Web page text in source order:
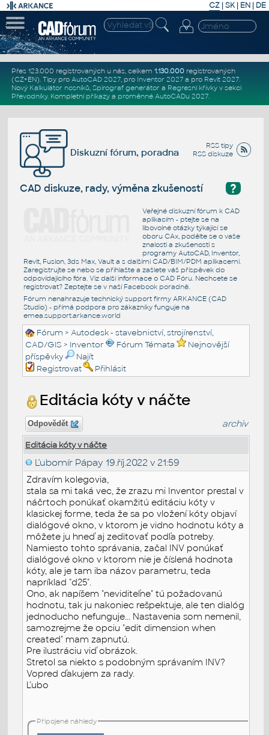
CZ | SK| EN | DE
Přes 123.000 registrovaných u nás, celkem 1.130.000registrovaných
(CZ+EN). Tipy pro AutoCAD 2027, pro Inventor 2027a pro Revit 2027.
Nový Kalkulátor nosníků, Spirograf generátor a Regresní křivkyv sekci
Převodníky. Kompletní příkazya proměnné AutoCADu 2027.
RSS tipy
RSS diskuze
Diskuzní fórum, poradna
?
CAD diskuze, rady, výměna zkušeností
Veřejné diskuzní fórum k CAD
aplikacím - ptejte se na
libovolné otázky týkající se
oboru CAx, podělte se o vaše
znalosti a zkušenosti s
programy AutoCAD, Inventor,
Revit, Fusion, 3ds Max, Vault a s dalšími CAD/BIM/PDM aplikacemi.
Zaregistrujte se nebo se přihlašte a zašlete váš příspěvek do
odpovídajícího fóra. Viz další informace o CAD Fóru. Nechcete se
registrovat? Zeptejte se v naší Facebook poradně.
Fórum nenahrazuje technický support firmy ARKANCE (CAD
Studio) - přímá podpora pro zákazníky funguje na
emea.support.arkance.world
Fórum >Autodesk - stavebnictví, strojírenství,
CAD/GIS > Inventor Fórum Témata
Nejnovější
příspěvky
Najít
Registrovat
Přihlásit
Editácia kóty v náčte
Odpovědět archiv
Editácia kóty v náčte
Ľubomír Pápay 19.říj.2022 v 21:59
Zdravím kolegovia,
stala sa mi taká vec, že zrazu mi Inventor prestal v
náčrtoch ponúkať okamžitú editáciu kóty v
klasickej forme, teda že sa po vložení kóty objaví
dialógové okno, v ktorom je vidno hodnotu kóty a
môžete ju hneď aj zeditovať podľa potreby.
Namiesto tohto správania, začal INV ponúkať
dialógové okno v ktorom nie je číslená hodnota
kóty, ale je tam iba názov parametru, teda
napríklad "d25".
Ono, ak napíšem "neviditeľne" tú požadovanú
hodnotu, tak ju nakoniec rešpektuje, ale ten dialóg
jednoducho nefunguje... Nastavenia som nemenil,
samozrejme že opciu "edit dimension when
created" mam zapnutú.
Pre ilustráciu viď obrázok.
Stretol sa niekto s podobným správaním INV?
Vopred ďakujem za rady.
Ľubo
Připojené náhledy